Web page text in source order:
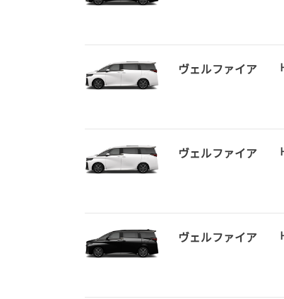
ヴェルファイア
ヴェルファイア
ヴェルファイア